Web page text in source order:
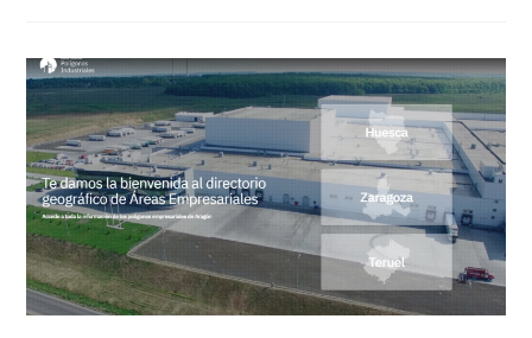
INSTITUTO
ARAGONÉS
DE
FOMENTO
–
FEPEA
2024